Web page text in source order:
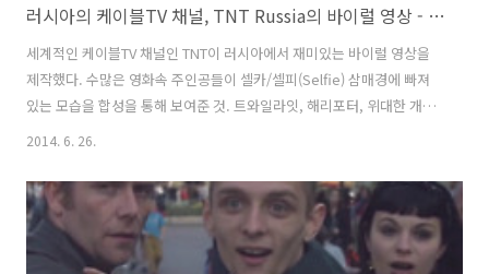
러시아의 케이블TV 채널, TNT Russia의 바이럴 영상 - 영화 속 주인공들, 영화배우들이 모두 셀카/셀피(Selfie)에 푹 빠져있다면?
세계적인 케이블TV 채널인 TNT이 러시아에서 재미있는 바이럴 영상을
제작했다. 수많은 영화속 주인공들이 셀카/셀피(Selfie) 삼매경에 빠져
있는 모습을 합성을 통해 보여준 것. 트와일라잇, 해리포터, 위대한 개츠
비, 마스크, 잭 더 자이언트 킬러, 인디아나 존스, 다이하드, 300, 매트릭
장면에 핸드폰을 합성해 만들어서 영화 속 주인공들이 모두 셀카/셀피
(Selfie)를 아주 즐기는 것처럼 제작했다. 음, 사실 왜 이런 바이럴 영상
이 필요한건진 잘 모르겠지만-_ - 아무튼 재밌긴 한듯. 그나저나, 이 동영
상의 유투브 댓글에서는, 셀피를 찍을때는 카메라 전면의 플래시가 터지
2014. 6. 26.